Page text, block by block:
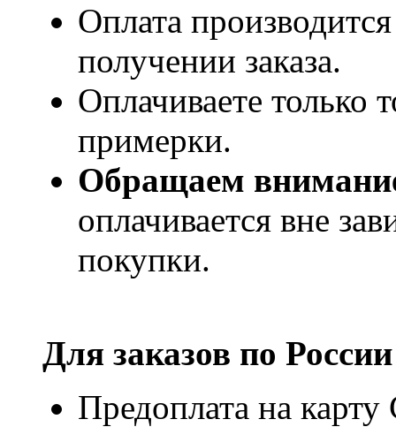
Оплата
получении заказа.
Оплачиваете только
примерки.
Обращаем
оплачивается вне
покупки.
Для заказов по
Предоплата на